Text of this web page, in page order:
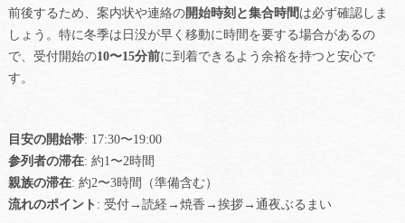
前後するため、案内状や連絡の開始時刻と集合時間 は必ず確認しま
しょう。特に冬季は日没が早く移動に時間を要する場合があるの
で、受付開始の10〜15分前に到着できるよう余裕を持つと安心で
す。
目安の開始帯: 17:30〜19:00
参列者の滞在: 約1〜2時間
親族の滞在: 約2〜3時間（準備含む）
流れのポイント : 受付→読経→焼香→挨拶→通夜ぶるまい